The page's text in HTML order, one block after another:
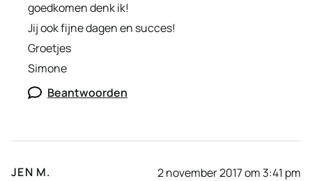
goedkomen denk ik!
Jij ook fijne dagen en succes!
Groetjes
Simone
Beantwoorden
JEN M.
2 november 2017 om 3:41 pm